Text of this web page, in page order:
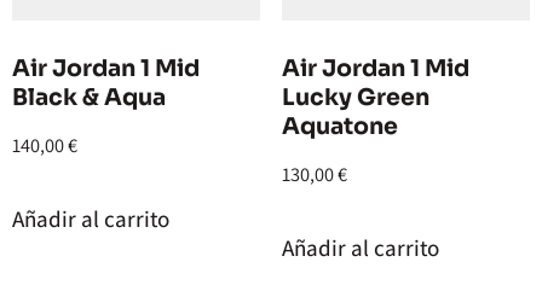
Air Jordan 1 Mid
Black & Aqua
140,00€
Añadir al carrito
Air Jordan 1 Mid
Lucky Green
Aquatone
130,00€
Añadir al carrito